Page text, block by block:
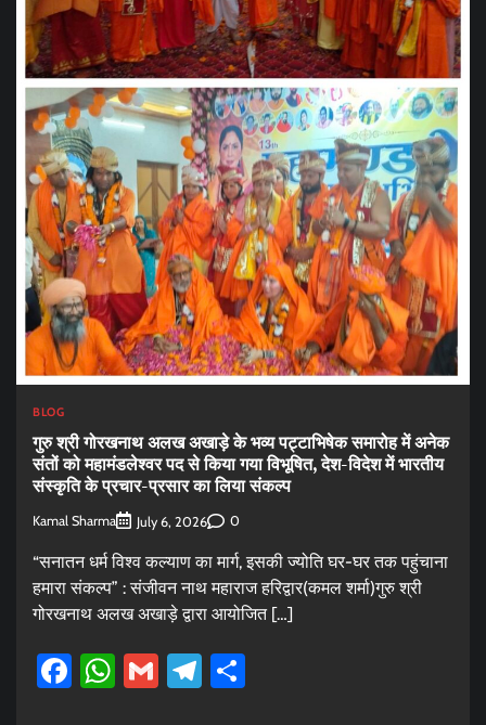
BLOG
गुरु श्री गोरखनाथ अलख अखाड़े के भव्य पट्टाभिषेक समारोह में अनेक
संतों को महामंडलेश्वर पद से किया गया विभूषित, देश-विदेश में भारतीय
संस्कृति के प्रचार-प्रसार का लिया संकल्प
Kamal Sharma July 6, 2026 0
“सनातन धर्म विश्व कल्याण का मार्ग, इसकी ज्योति घर-घर तक पहुंचाना
हमारा संकल्प” : संजीवन नाथ महाराज हरिद्वार(कमल शर्मा)गुरु श्री
गोरखनाथ अलख अखाड़े द्वारा आयोजित […]
Facebook
WhatsApp
GmailTelegram